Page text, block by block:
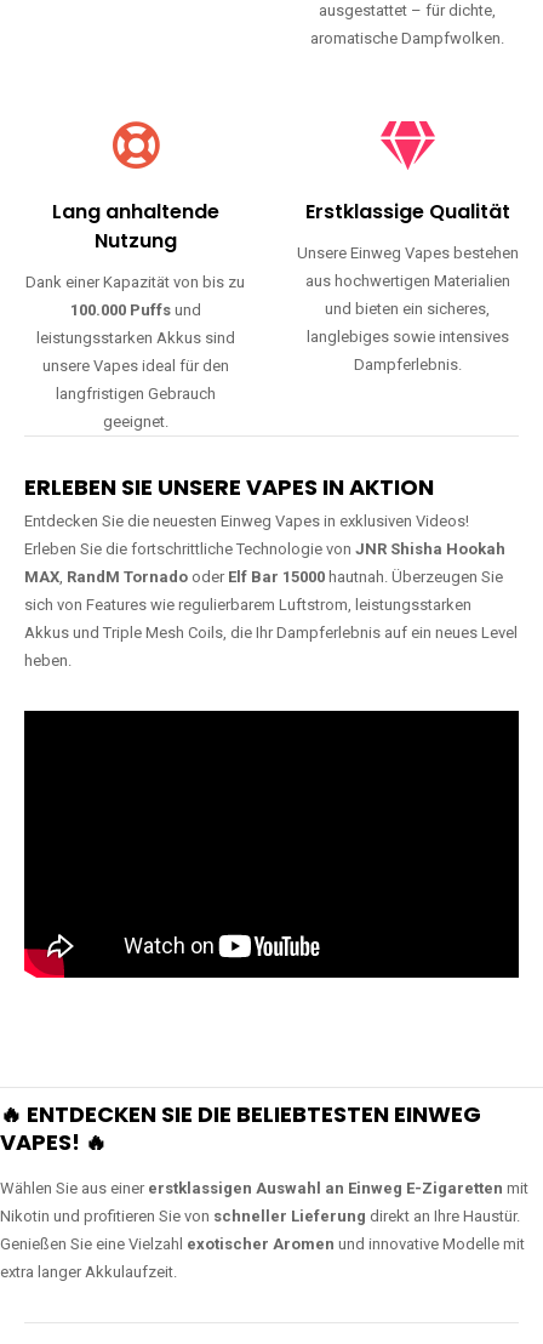
ausgestattet – für dichte,
aromatische Dampfwolken.
Lang anhaltende
Nutzung
Dank einer Kapazität von bis zu
100.000 Puffsund
leistungsstarken Akkus sind
unsere Vapes ideal für den
langfristigen Gebrauch
geeignet.
Erstklassige Qualität
Unsere Einweg Vapes bestehen
aus hochwertigen Materialien
und bieten ein sicheres,
langlebiges sowie intensives
Dampferlebnis.
ERLEBEN SIE UNSERE VAPES IN AKTION
Entdecken Sie die neuesten Einweg Vapes in exklusiven Videos!
Erleben Sie die fortschrittliche Technologie von JNR Shisha Hookah
MAX, RandM Tornado oder Elf Bar 15000 hautnah. Überzeugen Sie
sich von Features wie regulierbarem Luftstrom, leistungsstarken
Akkus und Triple Mesh Coils, die Ihr Dampferlebnis auf ein neues Level
heben.
🔥 ENTDECKEN SIE DIE BELIEBTESTEN EINWEG
VAPES! 🔥
Wählen Sie aus einer erstklassigen Auswahl an Einweg E-Zigaretten mit
Nikotin und profitieren Sie von schneller Lieferung direkt an Ihre Haustür.
Genießen Sie eine Vielzahl exotischer Aromen und innovative Modelle mit
extra langer Akkulaufzeit.